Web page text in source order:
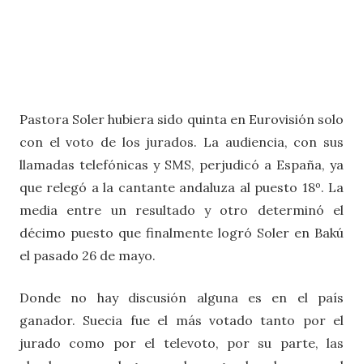
Pastora Soler hubiera sido quinta en Eurovisión solo
con el voto de los jurados. La audiencia, con sus
llamadas telefónicas y SMS, perjudicó a España, ya
que relegó a la cantante andaluza al puesto 18º. La
media entre un resultado y otro determinó el
décimo puesto que finalmente logró Soler en Bakú
el pasado 26 de mayo.
Donde no hay discusión alguna es en el país
ganador. Suecia fue el más votado tanto por el
jurado como por el televoto, por su parte, las